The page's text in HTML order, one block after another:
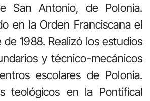
San Antonio, de Polonia.
en la Orden Franciscana el
1988. Realizó los estudios
y técnico-mecánicos
escolares de Polonia.
teológicos en la Pontifical